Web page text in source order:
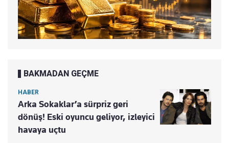
BAKMADAN GEÇME
HABER
Arka Sokaklar’a sürpriz geri
dönüş! Eski oyuncu geliyor, izleyici
havaya uçtu